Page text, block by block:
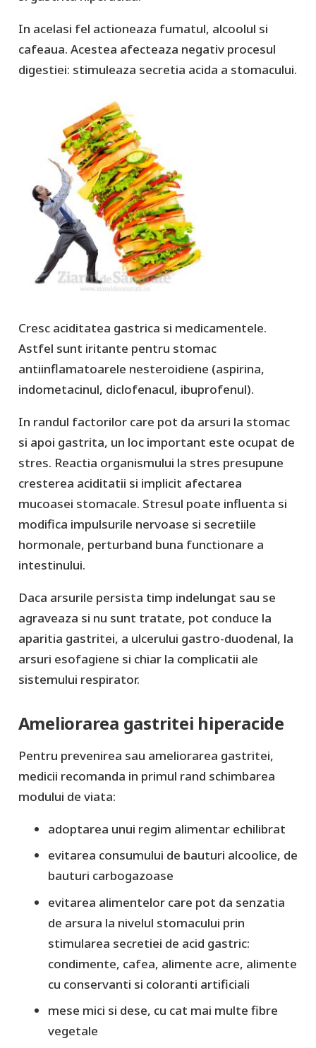
In acelasi fel actioneaza fumatul, alcoolul si
cafeaua. Acestea afecteaza negativ procesul
digestiei: stimuleaza secretia acida a stomacului.
Cresc aciditatea gastrica si medicamentele.
Astfel sunt iritante pentru stomac
antiinflamatoarele nesteroidiene (aspirina,
indometacinul, diclofenacul, ibuprofenul).
In randul factorilor care pot da arsuri la stomac
si apoi gastrita, un loc important este ocupat de
stres. Reactia organismului la stres presupune
cresterea aciditatii si implicit afectarea
mucoasei stomacale. Stresul poate influenta si
modifica impulsurile nervoase si secretiile
hormonale, perturband buna functionare a
intestinului.
Daca arsurile persista timp indelungat sau se
agraveaza si nu sunt tratate, pot conduce la
aparitia gastritei, a ulcerului gastro-duodenal, la
arsuri esofagiene si chiar la complicatii ale
sistemului respirator.
Ameliorarea gastritei hiperacide
Pentru prevenirea sau ameliorarea gastritei,
medicii recomanda in primul rand schimbarea
modului de viata:
adoptarea unui regim alimentar echilibrat
evitarea consumului de bauturi alcoolice, de
bauturi carbogazoase
evitarea alimentelor care pot da senzatia
de arsura la nivelul stomacului prin
stimularea secretiei de acid gastric:
condimente, cafea, alimente acre, alimente
cu conservanti si coloranti artificiali
mese mici si dese, cu cat mai multe fibre
vegetale